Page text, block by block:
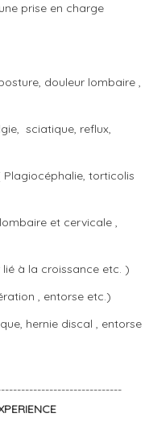
prise en charge
douleur lombaire ,
sciatique, reflux,
torticolis
et cervicale ,
à la croissance etc. )
, entorse etc.)
hernie discal , entorse